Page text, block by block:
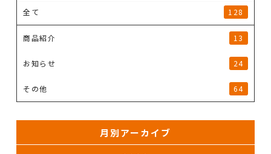
全て 128
商品紹介 13
お知らせ 24
その他 64
月別アーカイブ